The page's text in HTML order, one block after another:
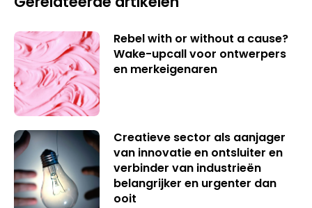
Rebel with or without a cause?
Wake-upcall voor ontwerpers
en merkeigenaren
Creatieve sector als aanjager
van innovatie en ontsluiter en
verbinder van industrieën
belangrijker en urgenter dan
ooit